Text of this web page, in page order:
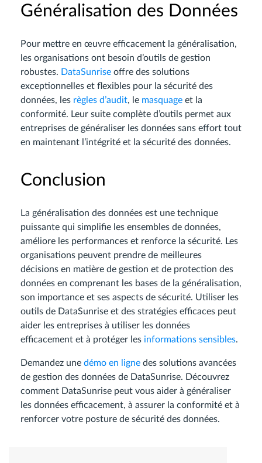
Généralisation des Données
Pour mettre en œuvre efficacement la généralisation,
les organisations ont besoin d’outils de gestion
robustes. DataSunrise offre des solutions
exceptionnelles et flexibles pour la sécurité des
données, les règles d’audit, le masquage et la
conformité. Leur suite complète d’outils permet aux
entreprises de généraliser les données sans effort tout
en maintenant l’intégrité et la sécurité des données.
Conclusion
La généralisation des données est une technique
puissante qui simplifie les ensembles de données,
améliore les performances et renforce la sécurité. Les
organisations peuvent prendre de meilleures
décisions en matière de gestion et de protection des
données en comprenant les bases de la généralisation,
son importance et ses aspects de sécurité. Utiliser les
outils de DataSunrise et des stratégies efficaces peut
aider les entreprises à utiliser les données
efficacement et à protéger les informations sensibles.
Demandez une démo en ligne des solutions avancées
de gestion des données de DataSunrise. Découvrez
comment DataSunrise peut vous aider à généraliser
les données efficacement, à assurer la conformité et à
renforcer votre posture de sécurité des données.